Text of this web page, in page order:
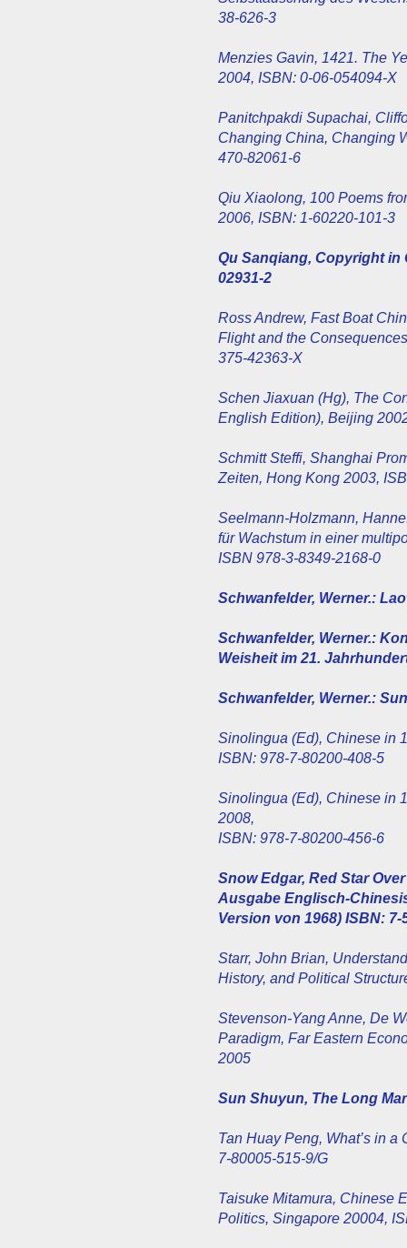
38-626-3
Menzies Gavin, 1421. The
2004, ISBN: 0-06-054094-X
Panitchpakdi Supachai,
Changing China, Changing
470-82061-6
Qiu Xiaolong, 100 Poems
2006, ISBN: 1-60220-101-3
Qu Sanqiang, Copyright in
02931-2
Ross Andrew, Fast Boat
Flight and the
375-42363-X
Schen Jiaxuan (Hg), The
English Edition), Beijing
Schmitt Steffi, Shanghai
Zeiten, Hong Kong 2003,
Seelmann-Holzmann,
für Wachstum in einer
ISBN 978-3-8349-2168-0
Schwanfelder, Werner.:
Schwanfelder, Werner.:
Weisheit im 21.
Schwanfelder, Werner.:
Sinolingua (Ed), Chinese in
ISBN: 978-7-80200-408-5
Sinolingua (Ed), Chinese in
2008,
ISBN: 978-7-80200-456-6
Snow Edgar, Red Star
Ausgabe Englisch-
Version von 1968) ISBN: 7-
Starr, John Brian,
History, and Political
Stevenson-Yang Anne, De
Paradigm, Far Eastern
2005
Sun Shuyun, The Long
Tan Huay Peng, What’s in
7-80005-515-9/G
Taisuke Mitamura, Chinese
Politics, Singapore 20004,